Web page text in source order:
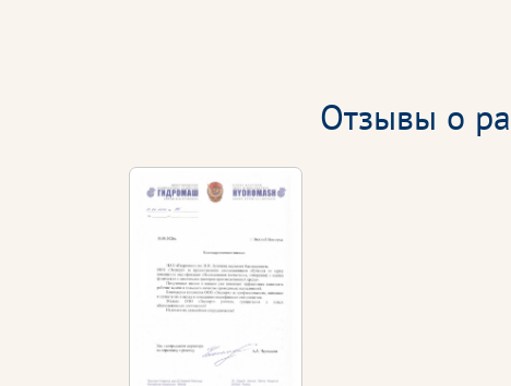
Отзывы о